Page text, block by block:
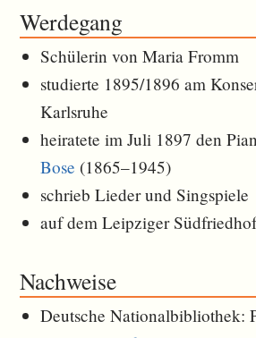
Werdegang
Schülerin von Maria Fromm
studierte 1895/1896 am
Karlsruhe
heiratete im Juli 1897 den
Bose (1865–1945)
schrieb Lieder und Singspiele
auf dem Leipziger
Nachweise
Deutsche Nationalbibliothek: